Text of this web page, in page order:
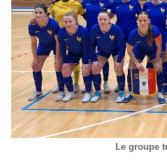
Le groupe